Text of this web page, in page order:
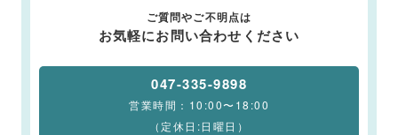
ご質問やご不明点は
お気軽にお問い合わせください
047-335-9898
営業時間：10:00〜18:00
（定休日:日曜日）